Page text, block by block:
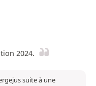
2024.
suite à une